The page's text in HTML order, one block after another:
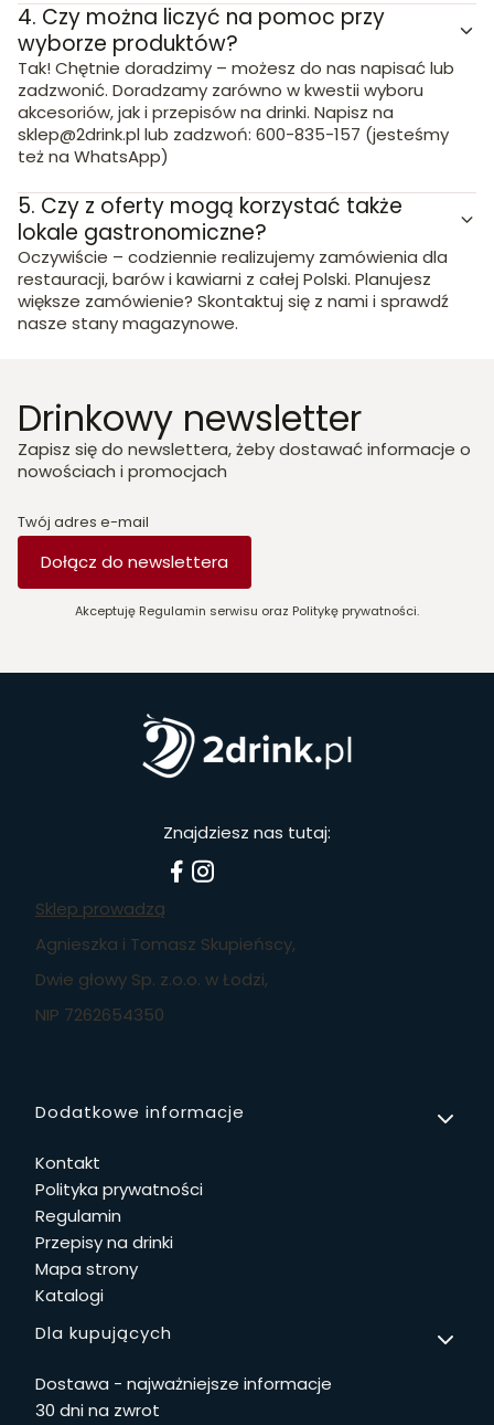
4. Czy można liczyć na pomoc przy
wyborze produktów?
Tak! Chętnie doradzimy – możesz do nas napisać lub
zadzwonić. Doradzamy zarówno w kwestii wyboru
akcesoriów, jak i przepisów na drinki. Napisz na
sklep@2drink.pl lub zadzwoń: 600-835-157 (jesteśmy
też na WhatsApp)
5. Czy z oferty mogą korzystać także
lokale gastronomiczne?
Oczywiście – codziennie realizujemy zamówienia dla
restauracji, barów i kawiarni z całej Polski. Planujesz
większe zamówienie? Skontaktuj się z nami i sprawdź
nasze stany magazynowe.
Drinkowy newsletter
Zapisz się do newslettera, żeby dostawać informacje o
nowościach i promocjach
Twój adres e-mail
Dołącz do newslettera
Akceptuję Regulamin serwisu oraz Politykę prywatności.
Znajdziesz nas tutaj:
Sklep prowadzą
Agnieszka i Tomasz Skupieńscy,
Dwie głowy Sp. z.o.o. w Łodzi,
NIP 7262654350
Linki w stopce
Dodatkowe informacje
Kontakt
Polityka prywatności
Regulamin
Przepisy na drinki
Mapa strony
Katalogi
Dla kupujących
Dostawa - najważniejsze informacje
30 dni na zwrot